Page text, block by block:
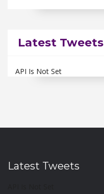
Latest Tweets
API Is Not Set
Latest Tweets